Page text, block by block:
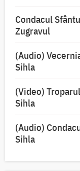
Condacul
Zugravul
(Audio)
Sihla
(Video)
Sihla
(Audio)
Sihla